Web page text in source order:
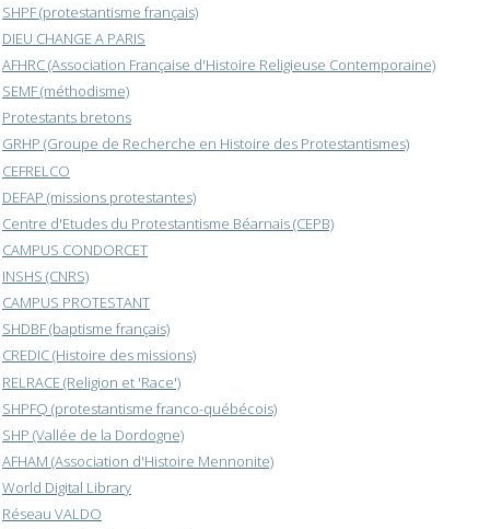
SHPF (protestantisme français)
DIEU CHANGE A PARIS
AFHRC (Association Française d'Histoire Religieuse Contemporaine)
SEMF (méthodisme)
Protestants bretons
GRHP (Groupe de Recherche en Histoire des Protestantismes)
CEFRELCO
DEFAP (missions protestantes)
Centre d'Etudes du Protestantisme Béarnais (CEPB)
CAMPUS CONDORCET
INSHS (CNRS)
CAMPUS PROTESTANT
SHDBF (baptisme français)
CREDIC (Histoire des missions)
RELRACE (Religion et 'Race')
SHPFQ (protestantisme franco-québécois)
SHP (Vallée de la Dordogne)
AFHAM (Association d'Histoire Mennonite)
World Digital Library
Réseau VALDO